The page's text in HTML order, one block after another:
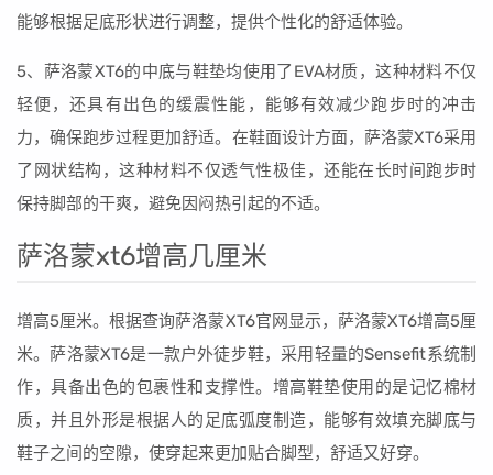
能够根据足底形状进行调整，提供个性化的舒适体验。
5、萨洛蒙XT6的中底与鞋垫均使用了EVA材质，这种材料不仅
轻便，还具有出色的缓震性能，能够有效减少跑步时的冲击
力，确保跑步过程更加舒适。在鞋面设计方面，萨洛蒙XT6采用
了网状结构，这种材料不仅透气性极佳，还能在长时间跑步时
保持脚部的干爽，避免因闷热引起的不适。
萨洛蒙xt6增高几厘米
增高5厘米。根据查询萨洛蒙XT6官网显示，萨洛蒙XT6增高5厘
米。萨洛蒙XT6是一款户外徒步鞋，采用轻量的Sensefit系统制
作，具备出色的包裹性和支撑性。增高鞋垫使用的是记忆棉材
质，并且外形是根据人的足底弧度制造，能够有效填充脚底与
鞋子之间的空隙，使穿起来更加贴合脚型，舒适又好穿。